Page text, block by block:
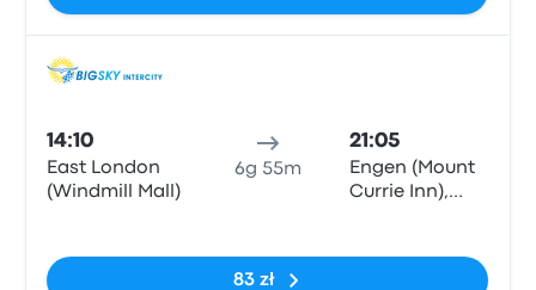
14:10
East London
(Windmill Mall)
6g 55m
21:05
Engen (Mount
Currie Inn),
83 zł